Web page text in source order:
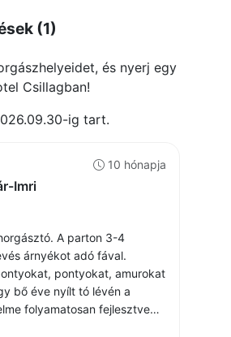
(1)
és nyerj egy
Csillagban!
ig tart.
Imri
10 hónapja
A parton 3-4
árnyékot adó fával.
pontyokat, amurokat
folyamatosan fejlesztve